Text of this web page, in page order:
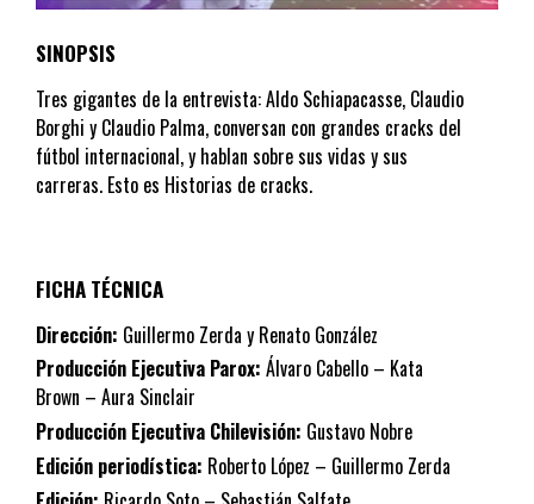
SINOPSIS
Tres gigantes de la entrevista: Aldo Schiapacasse, Claudio
Borghi y Claudio Palma, conversan con grandes cracks del
fútbol internacional, y hablan sobre sus vidas y sus
carreras. Esto es Historias de cracks.
FICHA TÉCNICA
Dirección: Guillermo Zerda y Renato González
Producción Ejecutiva Parox: Álvaro Cabello – Kata
Brown – Aura Sinclair
Producción Ejecutiva Chilevisión: Gustavo Nobre
Edición periodística: Roberto López – Guillermo Zerda